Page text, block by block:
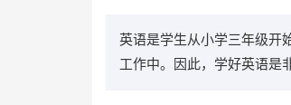
英语是学生从小学三年级开
工作中。因此，学好英语是